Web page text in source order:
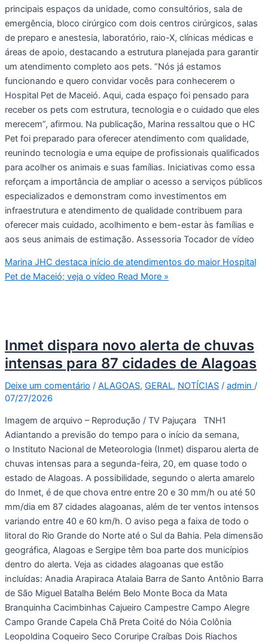
principais espaços da unidade, como consultórios, sala de
emergência, bloco cirúrgico com dois centros cirúrgicos, salas
de preparo e anestesia, laboratório, raio-X, clínicas médicas e
áreas de apoio, destacando a estrutura planejada para garantir
um atendimento completo aos pets. “Nós já estamos
funcionando e quero convidar vocês para conhecerem o
Hospital Pet de Maceió. Aqui, cada espaço foi pensado para
receber os pets com estrutura, tecnologia e o cuidado que eles
merecem”, afirmou. Na publicação, Marina ressaltou que o HC
Pet foi preparado para oferecer atendimento com qualidade,
reunindo tecnologia e uma equipe de profissionais qualificados
para acolher os animais e suas famílias. Iniciativas como essa
reforçam a importância de ampliar o acesso a serviços públicos
especializados e demonstram como investimentos em
infraestrutura e atendimento de qualidade contribuem para
oferecer mais cuidado, acolhimento e bem-estar às famílias e
aos seus animais de estimação. Assessoria Tocador de vídeo
Marina JHC destaca início de atendimentos do maior Hospital
Pet de Maceió; veja o vídeo Read More »
Inmet dispara novo alerta de chuvas
intensas para 87 cidades de Alagoas
Deixe um comentário / ALAGOAS, GERAL, NOTÍCIAS / admin /
07/27/2026
Imagem de arquivo – Reprodução / TV Pajuçara TNH1
Adiantando a previsão do tempo para o início da semana,
o Instituto Nacional de Meteorologia (Inmet) disparou alerta de
chuvas intensas para a segunda-feira, 20, em quase todo o
estado de Alagoas. A possibilidade, segundo o alerta amarelo
do Inmet, é de que chova entre entre 20 e 30 mm/h ou até 50
mm/dia em 87 cidades alagoanas, além de ter ventos intensos
variando entre 40 e 60 km/h. O aviso pega a faixa de todo o
litoral do Rio Grande do Norte até o Sul da Bahia. Pela dimensão
geográfica, Alagoas e Sergipe têm boa parte dos municípios
dentro do alerta. Veja as cidades alagoanas que estão
incluídas: Anadia Arapiraca Atalaia Barra de Santo Antônio Barra
de São Miguel Batalha Belém Belo Monte Boca da Mata
Branquinha Cacimbinhas Cajueiro Campestre Campo Alegre
Campo Grande Capela Chã Preta Coité do Nóia Colônia
Leopoldina Coqueiro Seco Coruripe Craíbas Dois Riachos